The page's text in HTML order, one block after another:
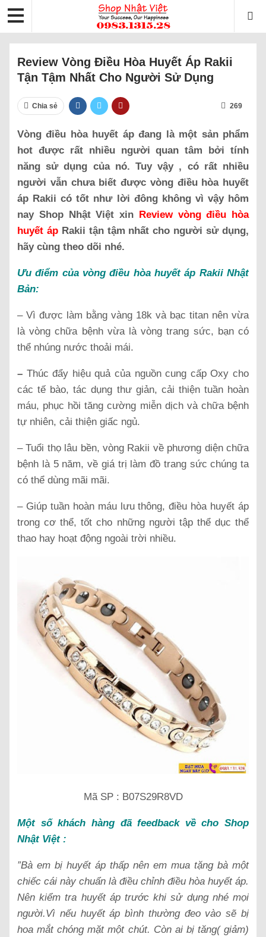
Review Vòng Điều Hòa Huyết Áp Rakii
Tận Tậm Nhất Cho Người Sử Dụng
Chia sẻ 269
Vòng điều hòa huyết áp đang là một sản phẩm
hot được rất nhiều người quan tâm bởi tính
năng sử dụng của nó. Tuy vậy , có rất nhiều
người vẫn chưa biết được vòng điều hòa huyết
áp Rakii có tốt như lời đông không vì vậy hôm
nay Shop Nhật Việt xin Review vòng điều hòa
huyết ápRakii tận tậm nhất cho người sử dụng,
hãy cùng theo dõi nhé.
Ưu điểm của vòng điều hòa huyết áp Rakii Nhật
Bản:
– Vì được làm bằng vàng 18k và bạc titan nên vừa
là vòng chữa bệnh vừa là vòng trang sức, bạn có
thể nhúng nước thoải mái.
– Thúc đẩy hiệu quả của nguồn cung cấp Oxy cho
các tế bào, tác dụng thư giản, cải thiện tuần hoàn
máu, phục hồi tăng cường miễn dịch và chữa bệnh
tự nhiên, cải thiện giấc ngủ.
– Tuổi thọ lâu bền, vòng Rakii về phương diện chữa
bệnh là 5 năm, về giá trị làm đồ trang sức chúng ta
có thể dùng mãi mãi.
– Giúp tuần hoàn máu lưu thông, điều hòa huyết áp
trong cơ thể, tốt cho những người tập thể dục thể
thao hay hoạt động ngoài trời nhiều.
Mã SP : B07S29R8VD
Một số khách hàng đã feedback về cho Shop
Nhật Việt :
”Bà em bị huyết áp thấp nên em mua tặng bà một
chiếc cái này chuẩn là điều chỉnh điều hòa huyết áp.
Nên kiểm tra huyết áp trước khi sử dụng nhé mọi
người.Vì nếu huyết áp bình thường đeo vào sẽ bị
hoa mắt chóng mặt một chút. Còn ai bị tăng( giảm)